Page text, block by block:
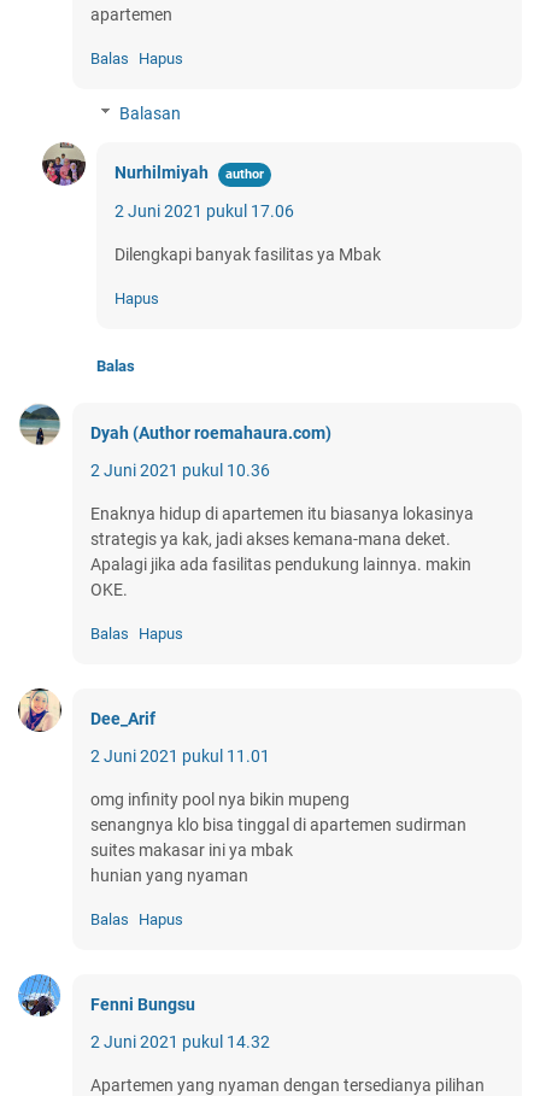
apartemen
Balas Hapus
Balasan
Nurhilmiyah
2 Juni 2021 pukul 17.06
Dilengkapi banyak fasilitas ya Mbak
Hapus
Balas
Dyah (Author roemahaura.com)
2 Juni 2021 pukul 10.36
Enaknya hidup di apartemen itu biasanya lokasinya
strategis ya kak, jadi akses kemana-mana deket.
Apalagi jika ada fasilitas pendukung lainnya. makin
OKE.
Balas Hapus
Dee_Arif
2 Juni 2021 pukul 11.01
omg infinity pool nya bikin mupeng
senangnya klo bisa tinggal di apartemen sudirman
suites makasar ini ya mbak
hunian yang nyaman
Balas Hapus
Fenni Bungsu
2 Juni 2021 pukul 14.32
Apartemen yang nyaman dengan tersedianya pilihan